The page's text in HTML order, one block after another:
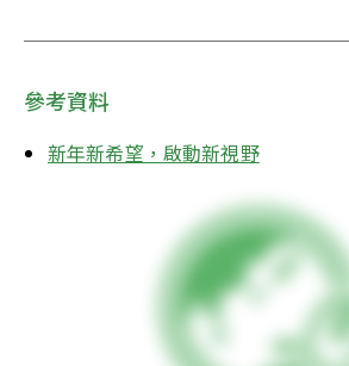
參考資料
新年新希望，啟動新視野